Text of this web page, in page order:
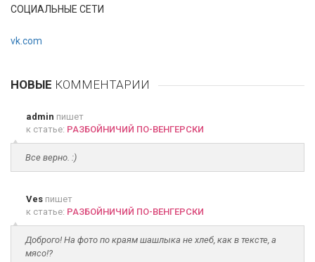
СОЦИАЛЬНЫЕ СЕТИ
vk.com
НОВЫЕ КОММЕНТАРИИ
admin пишет
к статье: РАЗБОЙНИЧИЙ ПО-ВЕНГЕРСКИ
Все верно. :)
Ves пишет
к статье: РАЗБОЙНИЧИЙ ПО-ВЕНГЕРСКИ
Доброго! На фото по краям шашлыка не хлеб, как в тексте, а
мясо!?